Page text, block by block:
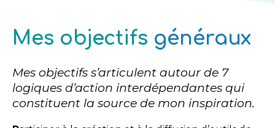
Mes objectifs généraux
Mes objectifs s’articulent autour de 7
logiques d’action interdépendantes qui
constituent la source de mon inspiration.